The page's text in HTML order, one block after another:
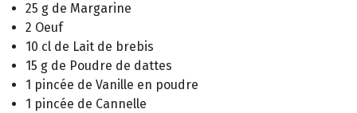
25 g de Margarine
2 Oeuf
10 cl de Lait de brebis
15 g de Poudre de dattes
1 pincée de Vanille en poudre
1 pincée de Cannelle